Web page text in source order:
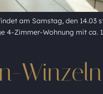
am Samstag, den 14.03
Zimmer-Wohnung mit ca.
Winzeln